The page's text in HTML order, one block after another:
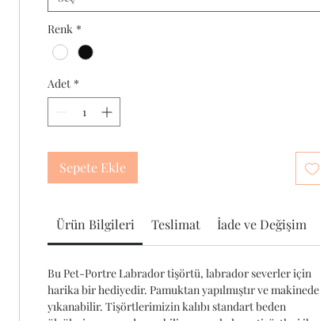
Renk *
Adet *
Sepete Ekle
Ürün Bilgileri Teslimat İade ve Değişim
Bu Pet-Portre Labrador tişörtü, labrador severler için
harika bir hediyedir. Pamuktan yapılmıştır ve makinede
yıkanabilir. Tişörtlerimizin kalıbı standart beden